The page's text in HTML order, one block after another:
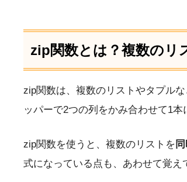
zip関数とは？複数のリ
zip関数は、複数のリストやタプル
ッパーで2つの列をかみ合わせて1
zip関数を使うと、複数のリストを
式になっている点も、あわせて覚え